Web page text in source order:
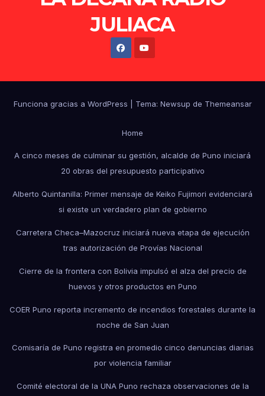
JULIACA
Funciona gracias a WordPress Tema: Newsup de Themeansar
Home
A cinco meses de culminar su gestión, alcalde de Puno iniciará
20 obras del presupuesto participativo
Alberto Quintanilla: Primer mensaje de Keiko Fujimori evidenciará
si existe un verdadero plan de gobierno
Carretera Checa–Mazocruz iniciará nueva etapa de ejecución
tras autorización de Provías Nacional
Cierre de la frontera con Bolivia impulsó el alza del precio de
huevos y otros productos en Puno
COER Puno reporta incremento de incendios forestales durante la
noche de San Juan
Comisaría de Puno registra en promedio cinco denuncias diarias
por violencia familiar
Comité electoral de la UNA Puno rechaza observaciones de la